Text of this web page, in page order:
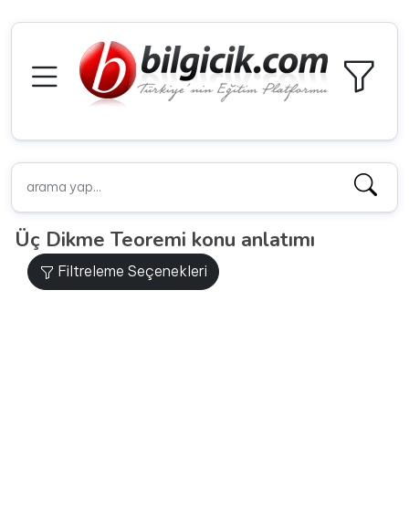
Üç Dikme Teoremi konu anlatımı
Filtreleme Seçenekleri